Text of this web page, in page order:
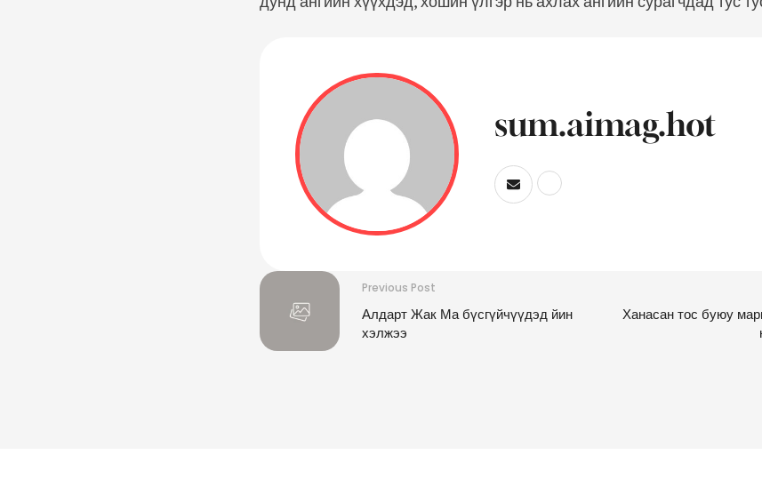
sum.aimag.hot
Previous Post
Алдарт Жак Ма бүсгүйчүүдэд йин
хэлжээ
Ханасан тос буюу